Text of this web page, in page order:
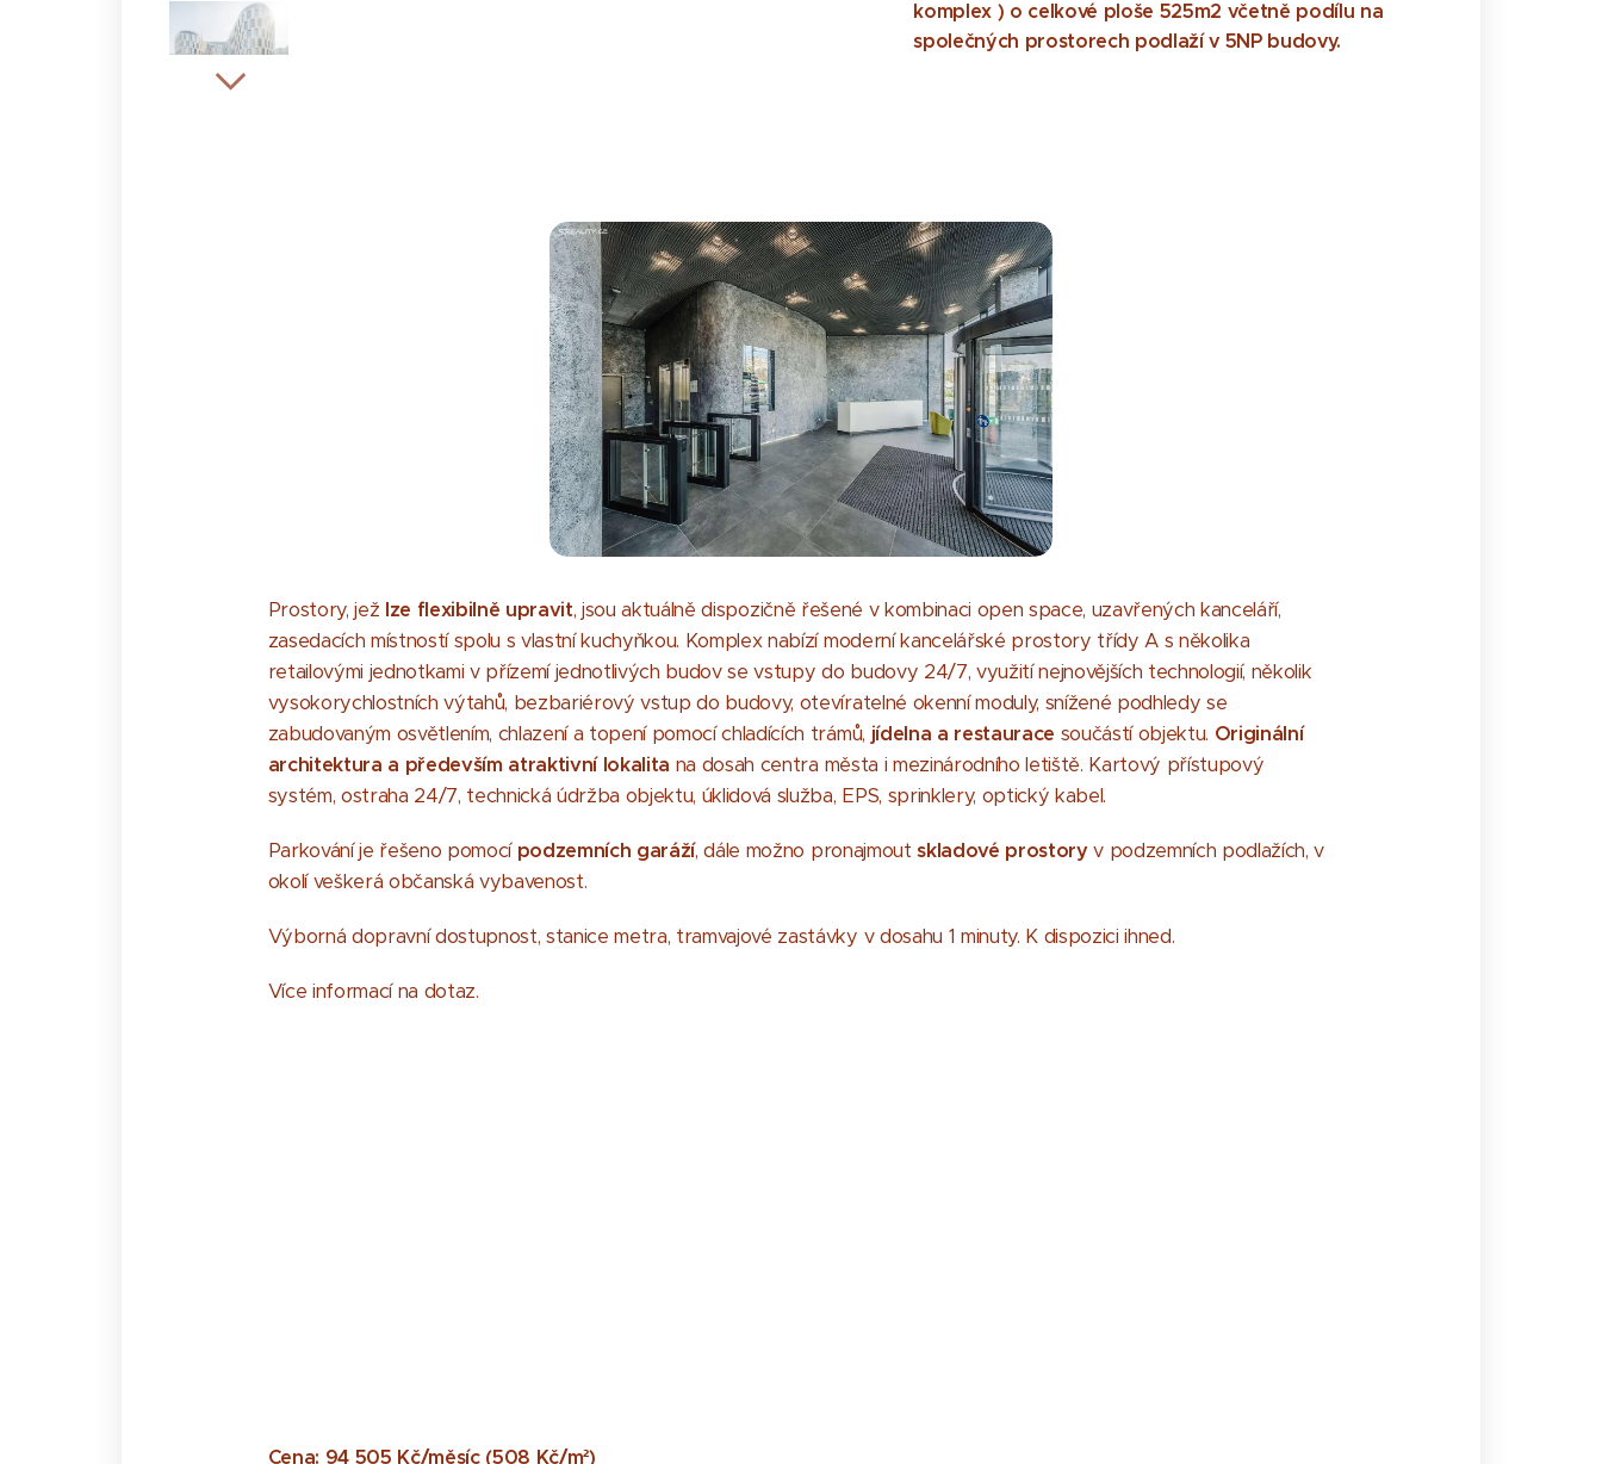
komplex ) o celkové ploše 525m2 včetně podílu na
společných prostorech podlaží v 5NP budovy.
Prostory, jež lze flexibilně upravit, jsou aktuálně dispozičně řešené v kombinaci open space, uzavřených kanceláří,
zasedacích místností spolu s vlastní kuchyňkou. Komplex nabízí moderní kancelářské prostory třídy A s několika
retailovými jednotkami v přízemí jednotlivých budov se vstupy do budovy 24/7, využití nejnovějších technologií, několik
vysokorychlostních výtahů, bezbariérový vstup do budovy, otevíratelné okenní moduly, snížené podhledy se
zabudovaným osvětlením, chlazení a topení pomocí chladících trámů, jídelna a restaurace součástí objektu. Originální
architektura a především atraktivní lokalita na dosah centra města i mezinárodního letiště. Kartový přístupový
systém, ostraha 24/7, technická údržba objektu, úklidová služba, EPS, sprinklery, optický kabel.
Parkování je řešeno pomocí podzemních garáží, dále možno pronajmoutskladové prostoryv podzemních podlažích, v
okolí veškerá občanská vybavenost.
Výborná dopravní dostupnost, stanice metra, tramvajové zastávky v dosahu 1 minuty. K dispozici ihned.
Více informací na dotaz.
Cena: 9​4​ ​5​0​5​ ​K​č​/​m​ě​s​í​c​ ​(​5​0​8​ ​K​č​/​m​²​)​